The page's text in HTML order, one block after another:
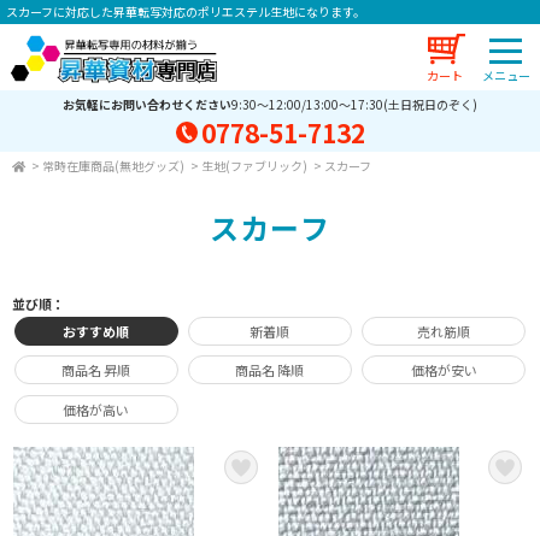
スカーフに対応した昇華転写対応のポリエステル生地になります。
カート
お気軽にお問い合わせください9:30～12:00/13:00～17:30(土日祝日のぞく)
0778-51-7132
> 常時在庫商品(無地グッズ) > 生地(ファブリック) > スカーフ
スカーフ
並び順：
おすすめ順
新着順 売れ筋順
商品名 昇順 商品名 降順 価格が安い
価格が高い